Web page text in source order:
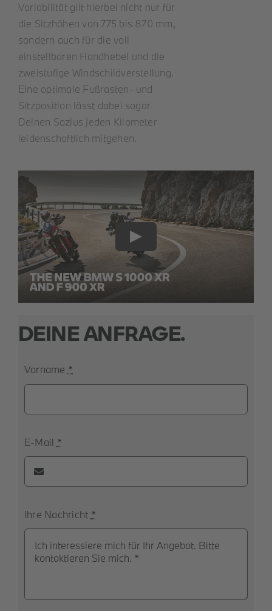
Variabilität gilt hierbei nicht nur für
die Sitzhöhen von 775 bis 870 mm,
sondern auch für die voll
einstellbaren Handhebel und die
zweistufige Windschildverstellung.
Eine optimale Fußrasten- und
Sitzposition lässt dabei sogar
Deinen Sozius jeden Kilometer
leidenschaftlich mitgehen.
DEINE ANFRAGE.
Vorname *
E-Mail *
Ihre Nachricht *